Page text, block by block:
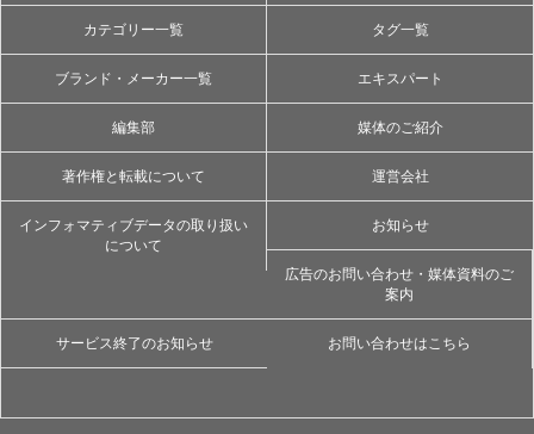
カテゴリー一覧 タグ一覧
ブランド・メーカー一覧 エキスパート
編集部 媒体のご紹介
著作権と転載について 運営会社
インフォマティブデータの取り扱い
について
お知らせ
広告のお問い合わせ・媒体資料のご
案内
サービス終了のお知らせ お問い合わせはこちら